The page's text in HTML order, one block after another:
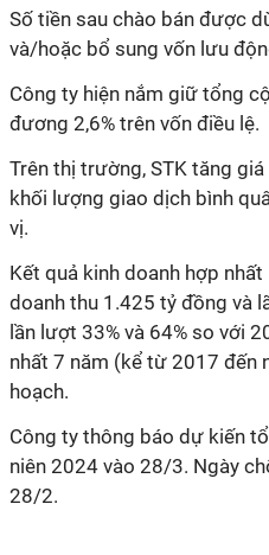
Số tiền sau chào bán được
và/hoặc bổ sung vốn lưu
Công ty hiện nắm giữ tổng
đương 2,6% trên vốn điều lệ.
Trên thị trường, STK tăng
khối lượng giao dịch bình
vị.
Kết quả kinh doanh hợp
doanh thu 1.425 tỷ đồng và
lần lượt 33% và 64% so với
nhất 7 năm (kể từ 2017 đến
hoạch.
Công ty thông báo dự kiến
niên 2024 vào 28/3. Ngày
28/2.